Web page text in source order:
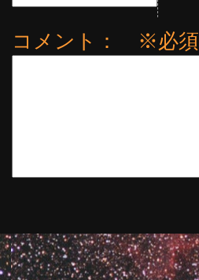
コメント： ※必須